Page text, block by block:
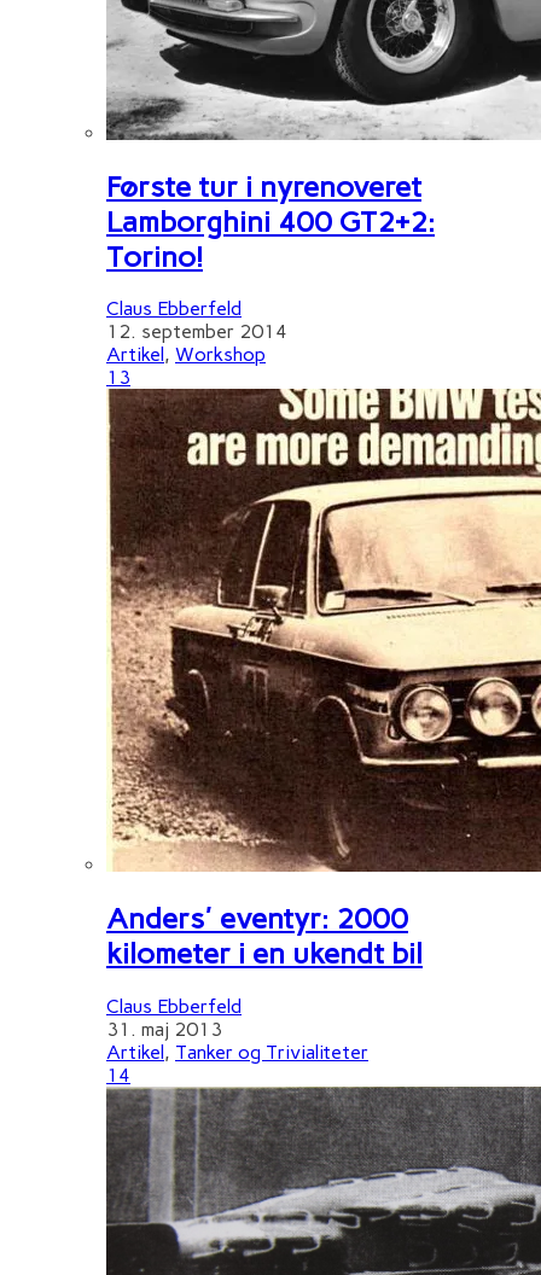
Første tur i nyrenoveret
Lamborghini 400 GT2+2:
Torino!
Claus Ebberfeld
12. september 2014
Artikel , Workshop
13
Anders' eventyr: 2000
kilometer i en ukendt bil
Claus Ebberfeld
31. maj 2013
Artikel , Tanker og Trivialiteter
14